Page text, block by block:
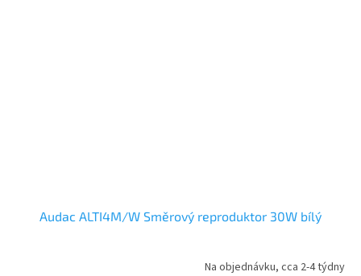
Audac ALTI4M/W Směrový reproduktor 30W bílý
Na objednávku, cca 2-4 týdny